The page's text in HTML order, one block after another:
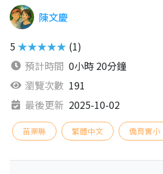
陳文慶
5 ★★★★★ (1)
預計時間 0小時 20分鐘
瀏覽次數 191
最後更新 2025-10-02
苗栗縣 繁體中文 僑育實小